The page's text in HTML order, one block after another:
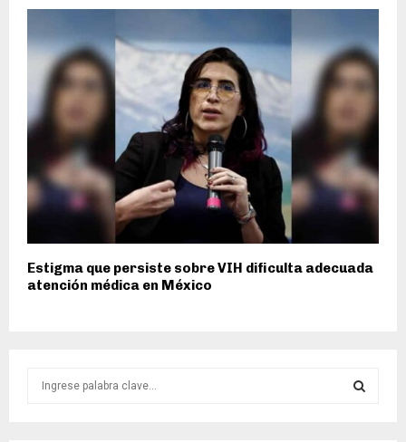
Estigma que persiste sobre VIH dificulta adecuada
atención médica en México